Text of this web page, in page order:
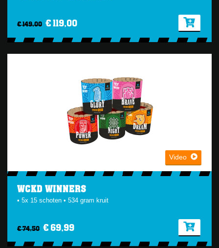
€ 149,00 € 119,00
Video
WCKD WINNERS
• 5x 15 schoten • 534 gram kruit
€ 74,50 € 69,99